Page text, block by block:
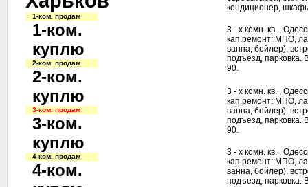
1-ком. продам
1-ком.
куплю
2-ком. продам
2-ком.
куплю
3-ком. продам
3-ком.
куплю
4-ком. продам
4-ком.
кондиционер,
3 - х комн. кв. ,
кап.ремонт: МПО,
ванна, бойлер),
подъезд, парковка.
90.
3 - х комн. кв. ,
кап.ремонт: МПО,
ванна, бойлер),
подъезд, парковка.
90.
3 - х комн. кв. ,
кап.ремонт: МПО,
ванна, бойлер),
подъезд, парковка.